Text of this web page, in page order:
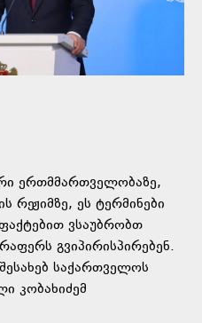
ერთმმართველობაზე,
რეჟიმზე, ეს ტერმინები
ვსაუბრობთ
გვიპირისპირებენ.
საქართველოს
კობახიძემ